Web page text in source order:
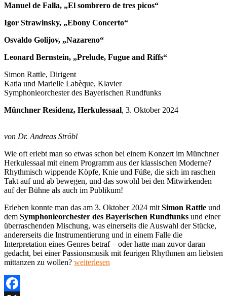
Manuel de Falla, „El sombrero de tres picos“
Igor Strawinsky, „Ebony Concerto“
Osvaldo Golijov, „Nazareno“
Leonard Bernstein, „Prelude, Fugue and Riffs“
Simon Rattle, Dirigent
Katia und Marielle Labèque, Klavier
Symphonieorchester des Bayerischen Rundfunks
Münchner Residenz, Herkulessaal, 3. Oktober 2024
von Dr. Andreas Ströbl
Wie oft erlebt man so etwas schon bei einem Konzert im Münchner
Herkulessaal mit einem Programm aus der klassischen Moderne?
Rhythmisch wippende Köpfe, Knie und Füße, die sich im raschen
Takt auf und ab bewegen, und das sowohl bei den Mitwirkenden
auf der Bühne als auch im Publikum!
Erleben konnte man das am 3. Oktober 2024 mit Simon Rattle und
dem Symphonieorchester des Bayerischen Rundfunks und einer
überraschenden Mischung, was einerseits die Auswahl der Stücke,
andererseits die Instrumentierung und in einem Falle die
Interpretation eines Genres betraf – oder hatte man zuvor daran
gedacht, bei einer Passionsmusik mit feurigen Rhythmen am liebsten
mittanzen zu wollen? „Sir
weiterlesen